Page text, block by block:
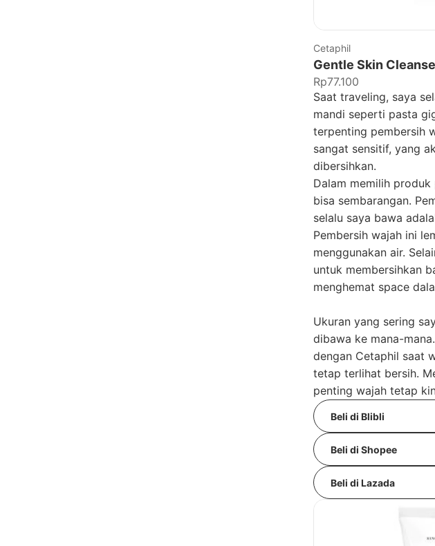
Cetaphil
Gentle Skin
Rp77.100
Saat traveling, saya
mandi seperti pasta
terpenting pembersih
sangat sensitif, yang
dibersihkan.
Dalam memilih
bisa sembarangan.
selalu saya bawa
Pembersih wajah ini
menggunakan air.
untuk membersihkan
menghemat space
Ukuran yang sering
dibawa ke mana-
dengan Cetaphil saat
tetap terlihat bersih.
penting wajah tetap
Beli di Blibli
Beli di Shopee
Beli di Lazada